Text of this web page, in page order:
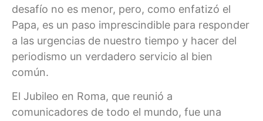
desafío no es menor, pero, como enfatizó el
Papa, es un paso imprescindible para responder
a las urgencias de nuestro tiempo y hacer del
periodismo un verdadero servicio al bien
común.
El Jubileo en Roma, que reunió a
comunicadores de todo el mundo, fue una